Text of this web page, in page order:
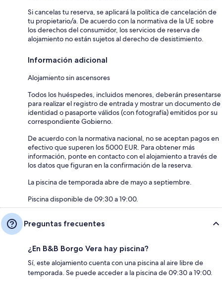
Si cancelas tu reserva, se aplicará la política de cancelación de
tu propietario/a. De acuerdo con la normativa de la UE sobre
los derechos del consumidor, los servicios de reserva de
alojamiento no están sujetos al derecho de desistimiento.
Información adicional
Alojamiento sin ascensores
Todos los huéspedes, incluidos menores, deberán presentarse
para realizar el registro de entrada y mostrar un documento de
identidad o pasaporte válidos (con fotografía) emitidos por su
correspondiente Gobierno.
De acuerdo con la normativa nacional, no se aceptan pagos en
efectivo que superen los 5000 EUR. Para obtener más
información, ponte en contacto con el alojamiento a través de
los datos que figuran en la confirmación de la reserva.
La piscina de temporada abre de mayo a septiembre.
Piscina disponible de 09:30 a 19:00.
Preguntas frecuentes
¿En B&B Borgo Vera hay piscina?
Sí, este alojamiento cuenta con una piscina al aire libre de
temporada. Se puede acceder a la piscina de 09:30 a 19:00.